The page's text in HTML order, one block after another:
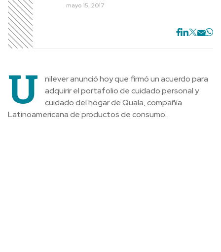
mayo 15, 2017
U
nilever anunció hoy que firmó un acuerdo para
adquirir el portafolio de cuidado personal y
cuidado del hogar de Quala, compañía
Latinoamericana de productos de consumo.